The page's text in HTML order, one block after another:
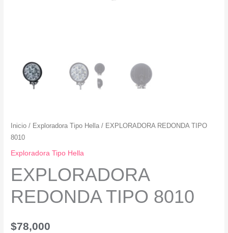
Inicio / Exploradora Tipo Hella / EXPLORADORA REDONDA TIPO
8010
Exploradora Tipo Hella
EXPLORADORA
REDONDA TIPO 8010
$78,000